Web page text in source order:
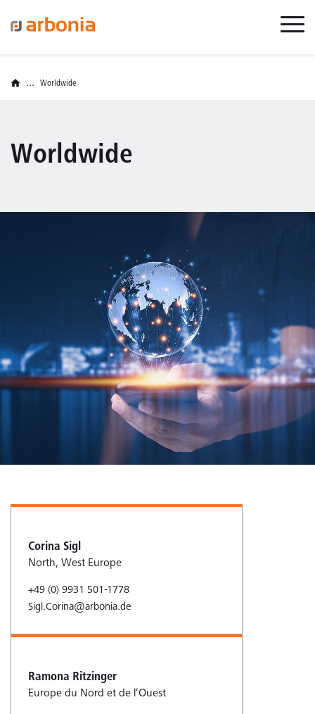
... Worldwide
Worldwide
Corina Sigl
North, West Europe
+49 (0) 9931 501-1778
Sigl.Corina@arbonia.de
Ramona Ritzinger
Europe du Nord et de l’Ouest